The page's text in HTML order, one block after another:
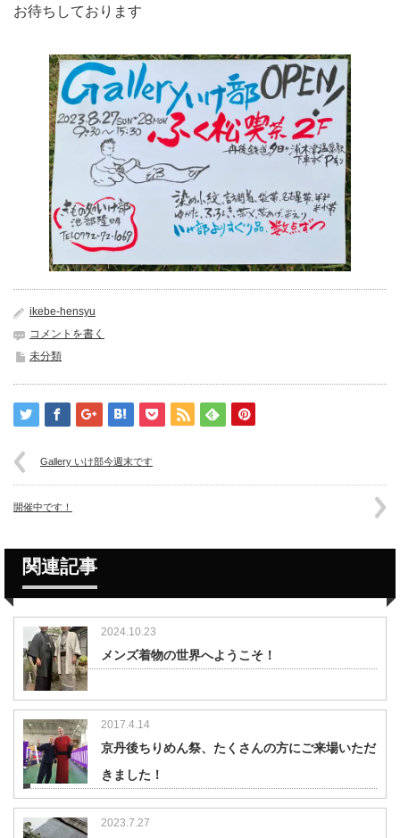
お待ちしております
ikebe-hensyu
コメントを書く
未分類
Gallery いけ部今週末です
開催中です！
関連記事
2024.10.23
メンズ着物の世界へようこそ！
2017.4.14
京丹後ちりめん祭、たくさんの方にご来場いただ
きました！
2023.7.27